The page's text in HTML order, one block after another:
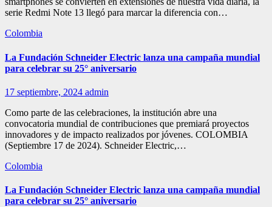
serie Redmi Note 13 llegó para marcar la diferencia con…
Colombia
La Fundación Schneider Electric lanza una campaña mundial
para celebrar su 25° aniversario
17 septiembre, 2024 admin
Como parte de las celebraciones, la institución abre una
convocatoria mundial de contribuciones que premiará proyectos
innovadores y de impacto realizados por jóvenes. COLOMBIA
(Septiembre 17 de 2024). Schneider Electric,…
Colombia
La Fundación Schneider Electric lanza una campaña mundial
para celebrar su 25° aniversario